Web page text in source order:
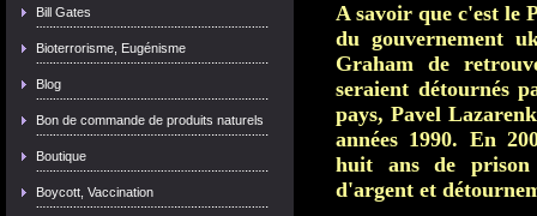
Bill Gates
Bioterrorisme, Eugénisme
Blog
Bon de commande de produits naturels
Boutique
Boycott, Vaccination
A savoir que c'est le
du gouvernement
Graham de
seraient détournés
pays, Pavel
années 1990. En
huit ans de prison
d'argent et